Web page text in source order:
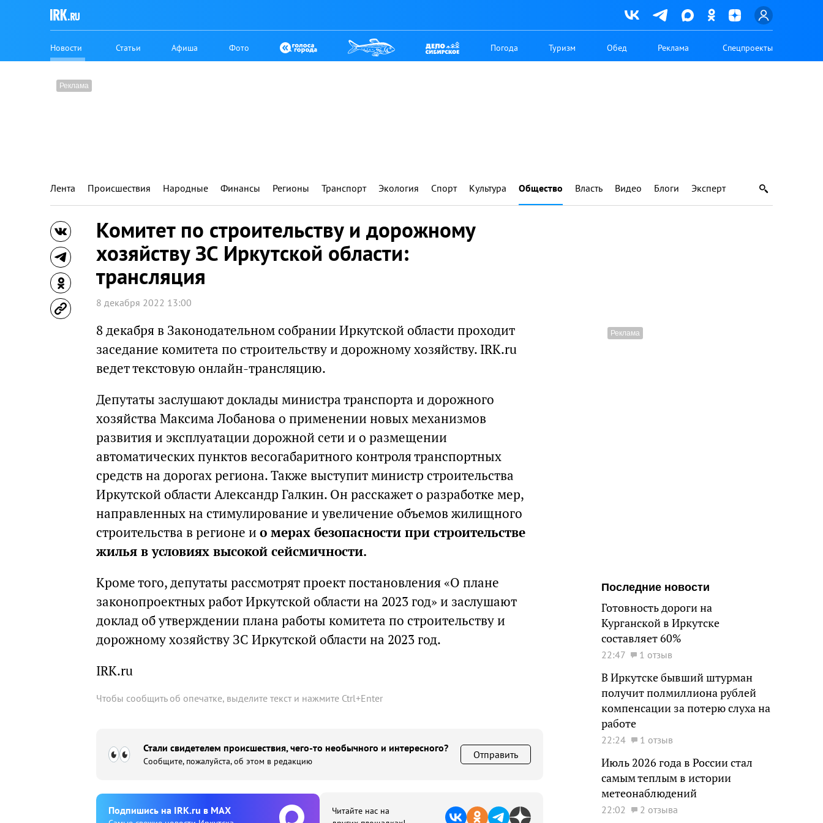
Новости Статьи Афиша Фото Погода Туризм Обед Реклама Спецпроекты
Лента Происшествия Народные Финансы Регионы Транспорт Экология Спорт Культура Общество Власть Видео Блоги Эксперт
Комитет по строительству и дорожному
хозяйству ЗС Иркутской области:
трансляция
8 декабря 2022 13:00
8 декабря в Законодательном собрании Иркутской области проходит
заседание комитета по строительству и дорожному хозяйству. IRK.ru
ведет текстовую онлайн-трансляцию.
Депутаты заслушают доклады министра транспорта и дорожного
хозяйства Максима Лобанова о применении новых механизмов
развития и эксплуатации дорожной сети и о размещении
автоматических пунктов весогабаритного контроля транспортных
средств на дорогах региона. Также выступит министр строительства
Иркутской области Александр Галкин. Он расскажет о разработке мер,
направленных на стимулирование и увеличение объемов жилищного
строительства в регионе и о мерах безопасности при строительстве
жилья в условиях высокой сейсмичности.
Кроме того, депутаты рассмотрят проект постановления «О плане
законопроектных работ Иркутской области на 2023 год» и заслушают
доклад об утверждении плана работы комитета по строительству и
дорожному хозяйству ЗС Иркутской области на 2023 год.
IRK.ru
Чтобы сообщить об опечатке, выделите текст и нажмите Ctrl+Enter
Стали свидетелем происшествия, чего-то необычного и интересного?
Сообщите, пожалуйста, об этом в редакцию
Отправить
Подпишиcь на IRK.ru в MAX
Читайте нас на
Последние новости
Готовность дороги на
Курганской в Иркутске
составляет 60%
22:47 1 отзыв
В Иркутске бывший штурман
получит полмиллиона рублей
компенсации за потерю слуха на
работе
22:24 1 отзыв
Июль 2026 года в России стал
самым теплым в истории
метеонаблюдений
22:02 2 отзыва